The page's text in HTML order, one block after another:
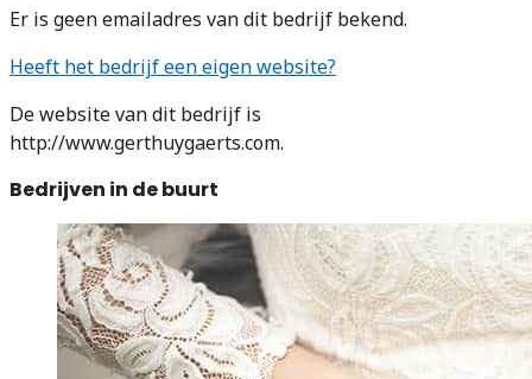
Er is geen emailadres van dit bedrijf bekend.
Heeft het bedrijf een eigen website?
De website van dit bedrijf is
http://www.gerthuygaerts.com.
Bedrijven in de buurt